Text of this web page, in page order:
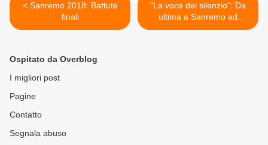
< Sanremo 2018: Battute
finali
"La voce del silenzio": Da
ultima a Sanremo ad
evergreen >
Ospitato da Overblog
I migliori post
Pagine
Contatto
Segnala abuso